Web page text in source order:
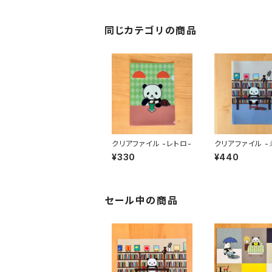
同じカテゴリの商品
クリアファイル -レトロ-
¥330
クリアファイル -
くら-
¥440
セール中の商品